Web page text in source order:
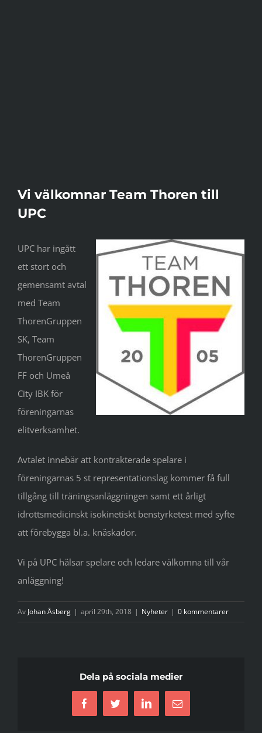
Vi välkomnar Team Thoren till
UPC
UPC har ingått
ett stort och
gemensamt avtal
med Team
ThorenGruppen
SK, Team
ThorenGruppen
FF och Umeå
City IBK för
föreningarnas
elitverksamhet.
Avtalet innebär att kontrakterade spelare i
föreningarnas 5 st representationslag kommer få full
tillgång till träningsanläggningen samt ett årligt
idrottsmedicinskt isokinetiskt benstyrketest med syfte
att förebygga bl.a. knäskador.
Vi på UPC hälsar spelare och ledare välkomna till vår
anläggning!
Av Johan Åsberg | april 29th, 2018 | Nyheter | 0 kommentarer
Dela på sociala medier
FacebookTwitterLinkedIn
E-
post